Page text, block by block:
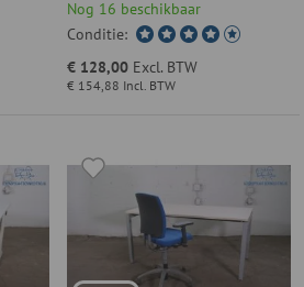
Nog 16 beschikbaar
Conditie:
€ 154,88 Incl. BTW
€ 128,00 Excl. BTW